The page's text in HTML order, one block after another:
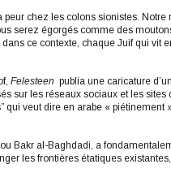
chez les colons sionistes.
serez égorgés comme des
ce contexte, chaque Juif qui vit
Felesteen publia une caricature
sur les réseaux sociaux et les
qui veut dire en arabe «
Bakr al-Baghdadi, a
les frontières étatiques